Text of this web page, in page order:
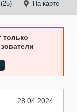
На карте
только
28.04.2024